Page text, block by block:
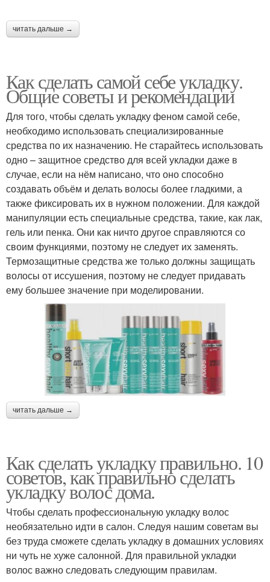
читать дальше →
Как сделать самой себе укладку.
Общие советы и рекомендации
Для того, чтобы сделать укладку феном самой себе,
необходимо использовать специализированные
средства по их назначению. Не старайтесь использовать
одно – защитное средство для всей укладки даже в
случае, если на нём написано, что оно способно
создавать объём и делать волосы более гладкими, а
также фиксировать их в нужном положении. Для каждой
манипуляции есть специальные средства, такие, как лак,
гель или пенка. Они как ничто другое справляются со
своим функциями, поэтому не следует их заменять.
Термозащитные средства же только должны защищать
волосы от иссушения, поэтому не следует придавать
ему большее значение при моделировании.
читать дальше →
Как сделать укладку правильно. 10
советов, как правильно сделать
укладку волос дома.
Чтобы сделать профессиональную укладку волос
необязательно идти в салон. Следуя нашим советам вы
без труда сможете сделать укладку в домашних условиях
ни чуть не хуже салонной. Для правильной укладки
волос важно следовать следующим правилам.